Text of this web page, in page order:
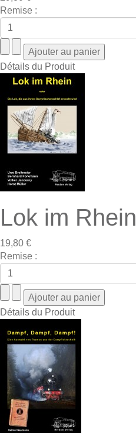
Remise :
Détails du Produit
Lok im Rhein
19,80 €
Remise :
Détails du Produit